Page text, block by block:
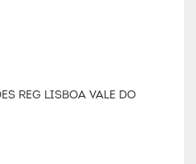
REG LISBOA VALE DO